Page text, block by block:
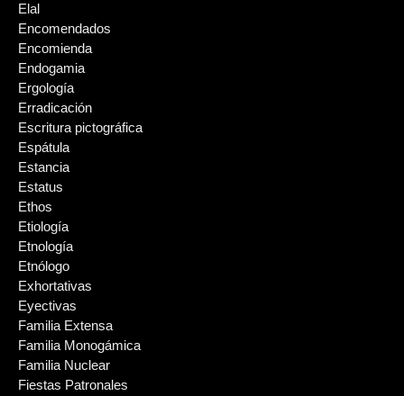
Elal
Encomendados
Encomienda
Endogamia
Ergología
Erradicación
Escritura pictográfica
Espátula
Estancia
Estatus
Ethos
Etiología
Etnología
Etnólogo
Exhortativas
Eyectivas
Familia Extensa
Familia Monogámica
Familia Nuclear
Fiestas Patronales